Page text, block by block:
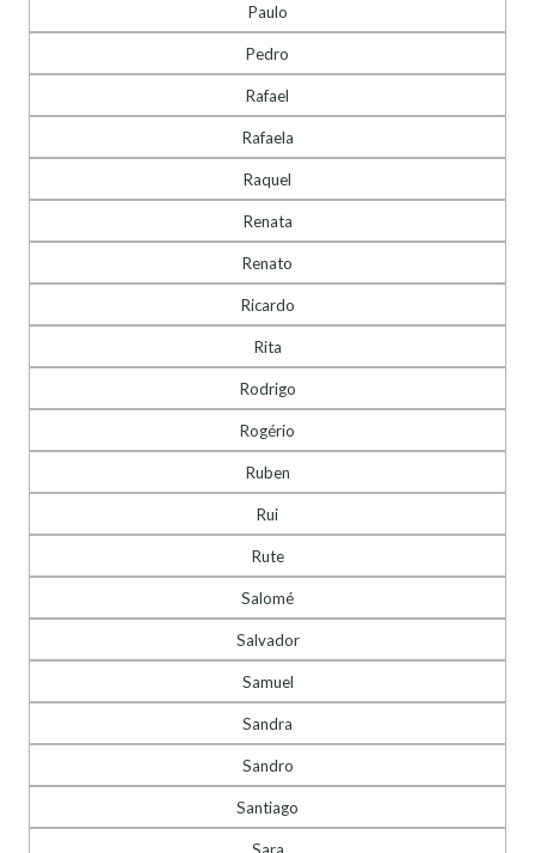
Paulo
Pedro
Rafael
Rafaela
Raquel
Renata
Renato
Ricardo
Rita
Rodrigo
Rogério
Ruben
Rui
Rute
Salomé
Salvador
Samuel
Sandra
Sandro
Santiago